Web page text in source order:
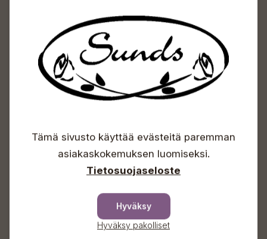
Sundin Puutarhakeskus
Avoinna
Info & vaihde
+358 50 388 9592
Tämä sivusto käyttää evästeitä paremman
asiakaskokemuksen luomiseksi.
Tietosuojaseloste
Hyväksy
Hyväksy pakolliset